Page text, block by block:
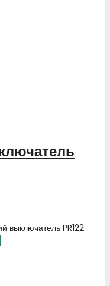
выключатель PR122